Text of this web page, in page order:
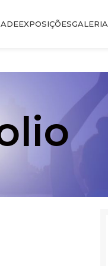
EXPOSIÇÕESGALERIA